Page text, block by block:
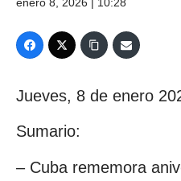
Jueves, 8 de enero
Sumario:
– Cuba rememora